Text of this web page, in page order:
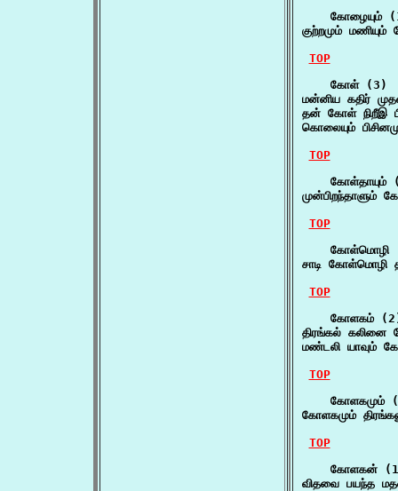
கோழையும்
குற்றமும்
TOP
    கோள் (3)
மன்னிய கதிர்
தன் கோள் நிறீஇ
கொலையும்
TOP
கோள்தாயும்
முன்பிறந்தாளும்
TOP
கோள்மொழி
சாடி
TOP
கோளகம்
திரங்கல் கலினை
மண்டலி யாவும்
TOP
கோளகமும்
கோளகமும்
TOP
கோளகன்
விதவை பயந்த